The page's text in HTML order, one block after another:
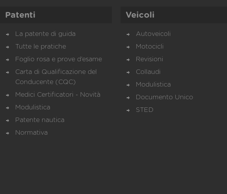
Patenti
La patente di guida
Tutte le pratiche
Foglio rosa e prove d’esame
Carta di Qualificazione del
Conducente (CQC)
Medici Certificatori - Novità
Modulistica
Patente nautica
Normativa
Veicoli
Autoveicoli
Motocicli
Revisioni
Collaudi
Modulistica
Documento Unico
STED